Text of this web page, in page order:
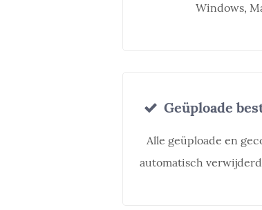
Windows,
Geüploade
Alle geüploade en
automatisch